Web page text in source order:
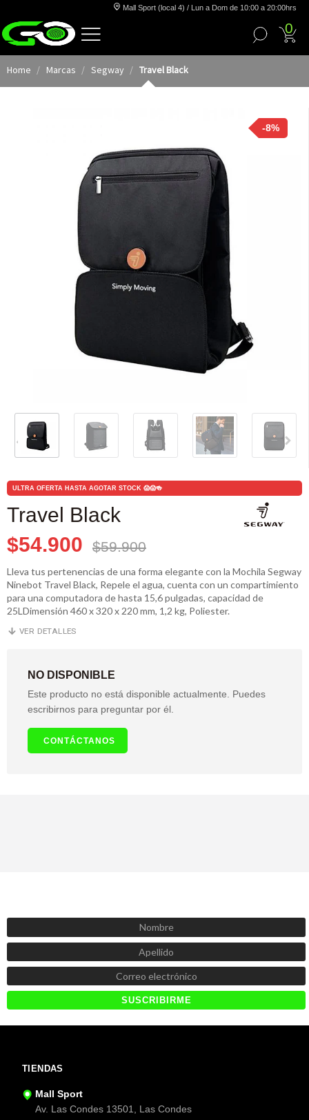
Mall Sport (local 4) / Lun a Dom de 10:00 a 20:00hrs
0
Home Marcas Segway Travel Black
-8%
ULTRA OFERTA HASTA AGOTAR STOCK 😱😱🍻
Travel Black
$54.900
$59.900
Lleva tus pertenencias de una forma elegante con la Mochila Segway
Ninebot Travel Black, Repele el agua, cuenta con un compartimiento
para una computadora de hasta 15,6 pulgadas, capacidad de
25LDimensión 460 x 320 x 220 mm, 1,2 kg, Poliester.
VER DETALLES
NO DISPONIBLE
Este producto no está disponible actualmente. Puedes
escribirnos para preguntar por él.
CONTÁCTANOS
TIENDAS
Mall Sport
Av. Las Condes 13501, Las Condes